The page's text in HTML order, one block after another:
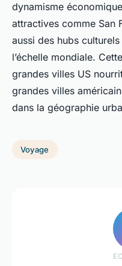
dynamisme
attractives comme San
aussi des hubs
l’échelle mondiale.
grandes villes US
grandes villes
dans la géographie
Voyage